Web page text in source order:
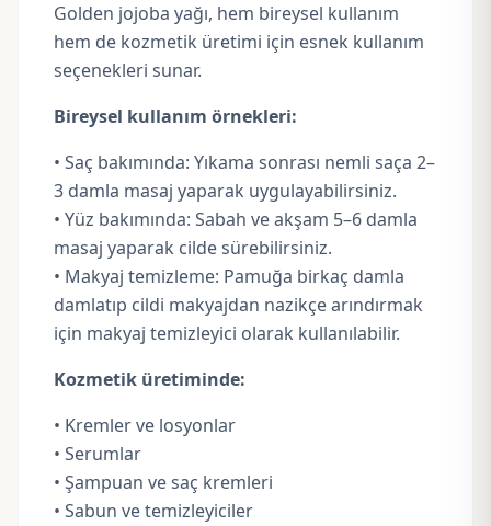
Golden jojoba yağı, hem bireysel kullanım
hem de kozmetik üretimi için esnek kullanım
seçenekleri sunar.
Bireysel kullanım örnekleri:
• Saç bakımında: Yıkama sonrası nemli saça 2–
3 damla masaj yaparak uygulayabilirsiniz.
• Yüz bakımında: Sabah ve akşam 5–6 damla
masaj yaparak cilde sürebilirsiniz.
• Makyaj temizleme: Pamuğa birkaç damla
damlatıp cildi makyajdan nazikçe arındırmak
için makyaj temizleyici olarak kullanılabilir.
Kozmetik üretiminde:
• Kremler ve losyonlar
• Serumlar
• Şampuan ve saç kremleri
• Sabun ve temizleyiciler